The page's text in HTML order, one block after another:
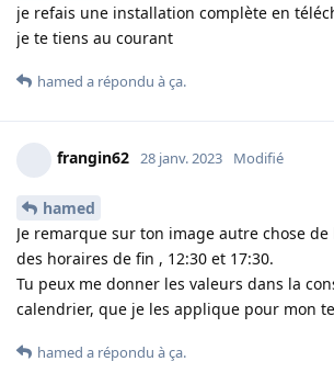
je refais une installation complète en
je te tiens au courant
hamed a répondu à ça.
frangin62 28 janv. 2023 Modifié
hamed
Je remarque sur ton image autre chose
des horaires de fin , 12:30 et 17:30.
Tu peux me donner les valeurs dans la
calendrier, que je les applique pour mon
hamed a répondu à ça.